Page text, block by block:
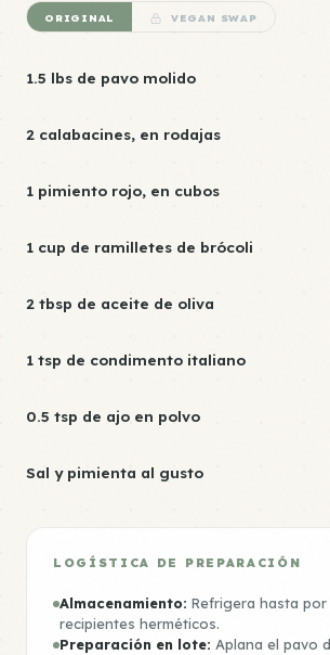
ORIGINAL VEGAN SWAP
1.5 lbs de pavo molido
2 calabacines, en rodajas
1 pimiento rojo, en cubos
1 cup de ramilletes de brócoli
2 tbsp de aceite de oliva
1 tsp de condimento italiano
0.5 tsp de ajo en polvo
Sal y pimienta al gusto
LOGÍSTICA DE PREPARACIÓN
Almacenamiento: Refrigera hasta por
recipientes herméticos.
Preparación en lote: Aplana el pavo